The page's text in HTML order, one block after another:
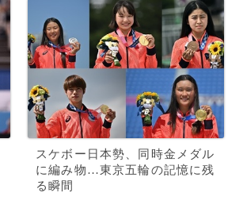
スケボー日本勢、同時金メダル
に編み物…東京五輪の記憶に残
る瞬間